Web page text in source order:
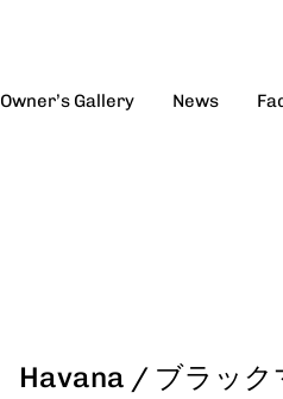
Owner’s Gallery News
Havana / ブラック